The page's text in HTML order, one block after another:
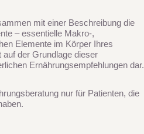
mit einer Beschreibung die
– essentielle Makro-,
Elemente im Körper Ihres
der Grundlage dieser
Ernährungsempfehlungen dar.
nur für Patienten, die